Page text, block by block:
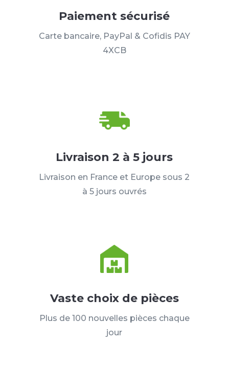
Paiement sécurisé
Carte bancaire, PayPal & Cofidis PAY
4XCB
Livraison 2 à 5 jours
Livraison en France et Europe sous 2
à 5 jours ouvrés
Vaste choix de pièces
Plus de 100 nouvelles pièces chaque
jour